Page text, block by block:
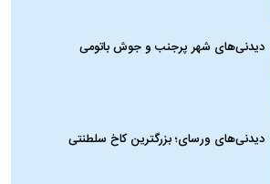
دیدنی‌های شهر پرجنب و جوش باتومی
دیدنی‌های ورسای؛ بزرگترین کاخ سلطنتی